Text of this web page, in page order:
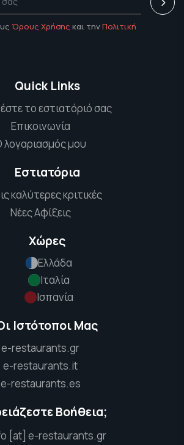
Όρους Χρήσης και τηνΠολιτική
Quick Links
το εστιατόριό σας
Επικοινωνία
λογαριασμός μου
Εστιατόρια
καλύτερες κριτικές
Νέες Αφίξεις
Χώρες
Ελλάδα
Ιταλία
Ισπανία
Ιστότοποι Μας
e-restaurants.gr
e-restaurants.it
e-restaurants.es
Βοήθεια;
[at] e-restaurants.gr